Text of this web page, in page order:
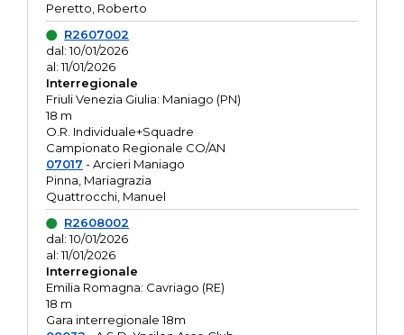
Peretto, Roberto
R2607002
dal: 10/01/2026
al: 11/01/2026
Interregionale
Friuli Venezia Giulia: Maniago (PN)
18 m
O.R. Individuale+Squadre
Campionato Regionale CO/AN
07017 - Arcieri Maniago
Pinna, Mariagrazia
Quattrocchi, Manuel
R2608002
dal: 10/01/2026
al: 11/01/2026
Interregionale
Emilia Romagna: Cavriago (RE)
18 m
Gara interregionale 18m